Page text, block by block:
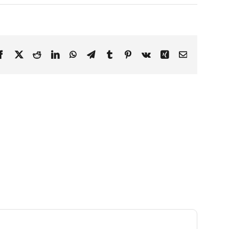
Facebook
X RedditLinkedInWhatsApp
TelegramTumblrPinterest
Vk Xing Correo